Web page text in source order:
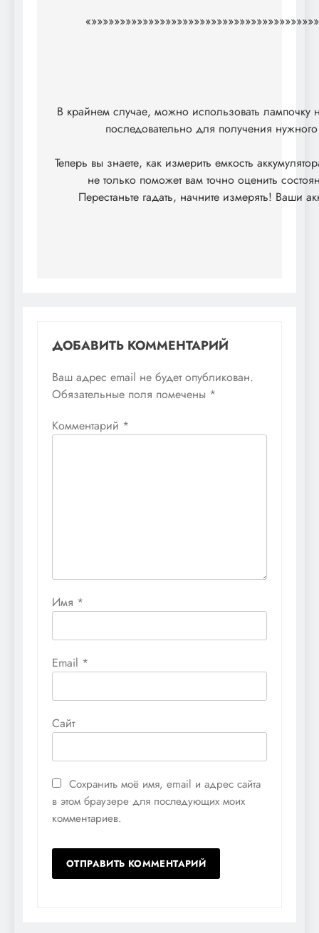
В крайнем случае, можно использовать
последовательно для получения
Теперь вы знаете, как измерить емкость
не только поможет вам точно оценить
Перестаньте гадать, начните измерять! Ваши
ДОБАВИТЬ КОММЕНТАРИЙ
Ваш адрес email не будет опубликован.
Обязательные поля помечены *
Комментарий *
Имя *
Email *
Сайт
Сохранить моё имя, email и адрес сайта
в этом браузере для последующих моих
комментариев.